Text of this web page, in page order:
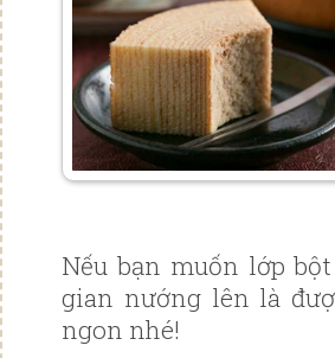
Nếu bạn muốn lớp
gian nướng lên là
ngon nhé!